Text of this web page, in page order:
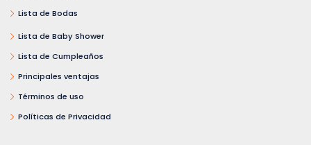
Lista de Bodas
Lista de Baby Shower
Lista de Cumpleaños
Principales ventajas
Términos de uso
Políticas de Privacidad